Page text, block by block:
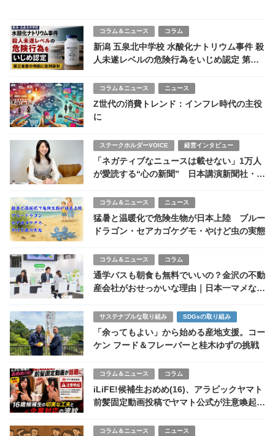
コラム＆ニュース コラム
新潟 五泉北中学校 水酸化ナトリウム事件 殺
人未遂レベルの危険行為をいじめ認定 第三
コラム＆ニュース ニュース
Z世代の消費トレンド：インフレ時代の主役
に
ステークホルダーVOICE 経営インタビュー
「ネガティブなニュースは載せない」1万人
が愛読する“心の新聞” 日本講演新聞社・重
コラム＆ニュース ニュース
猛暑と温暖化で危険生物が日本上陸 ブルー
ドラゴン・セアカゴケグモ・やけど虫の実態
コラム＆ニュース コラム
通学バスも朝食も無料でいいの？金沢の不動
産会社がおせっかいな理由｜日本一マメな不
サステナブルな取り組み SDGsの取り組み
「余ってもよい」から始める産地支援。コー
ケン フード＆フレーバーと桂木ゆずの挑戦
コラム＆ニュース コラム
iLiFE!候補生おめめ(16)、アラビックヤマト
前髪固定動画投稿でヤマト公式が注意喚起
コラム＆ニュース ニュース